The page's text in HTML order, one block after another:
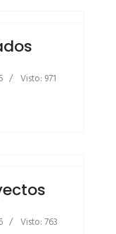
Visto: 971
Visto: 763